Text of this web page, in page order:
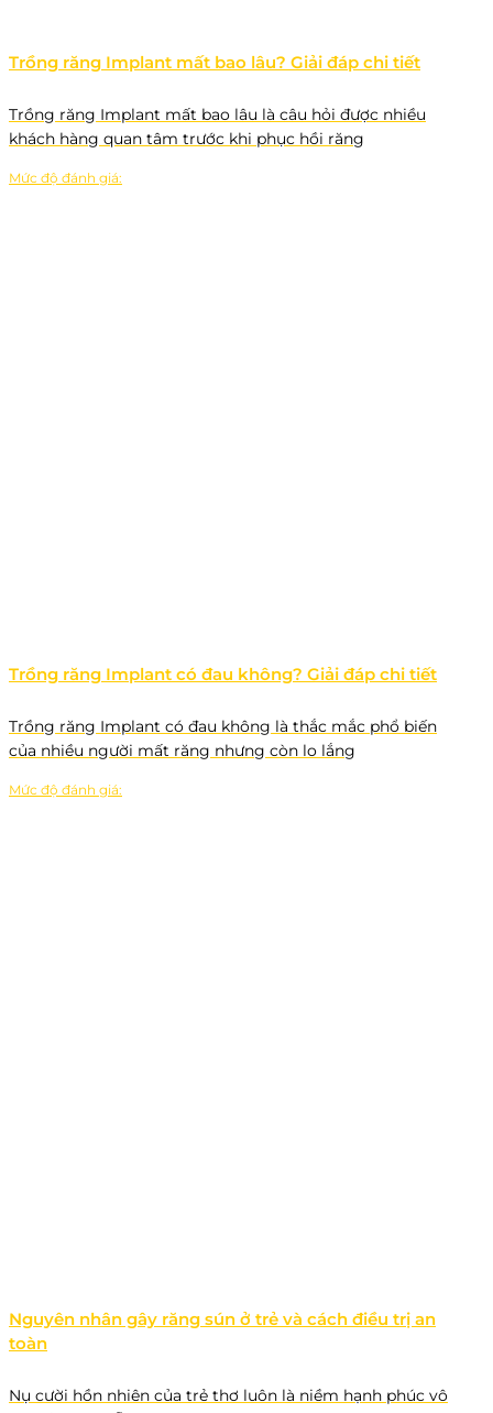
Trồng răng Implant mất bao lâu? Giải đáp chi tiết
Trồng răng Implant mất bao lâu là câu hỏi được nhiều
khách hàng quan tâm trước khi phục hồi răng
Mức độ đánh giá:
Trồng răng Implant có đau không? Giải đáp chi tiết
Trồng răng Implant có đau không là thắc mắc phổ biến
của nhiều người mất răng nhưng còn lo lắng
Mức độ đánh giá:
Nguyên nhân gây răng sún ở trẻ và cách điều trị an
toàn
Nụ cười hồn nhiên của trẻ thơ luôn là niềm hạnh phúc vô